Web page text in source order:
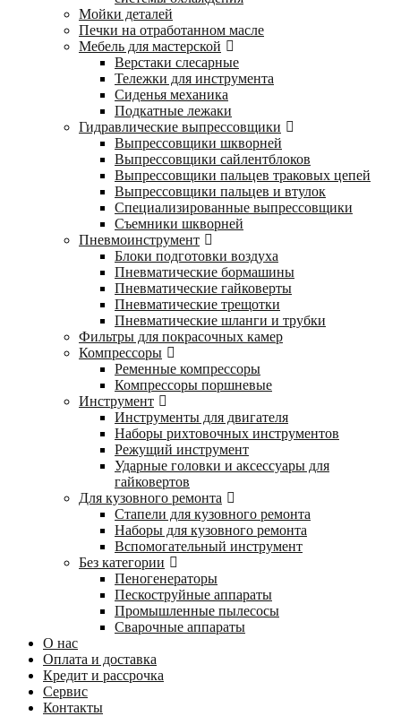
Мойки деталей
Печки на отработанном масле
Мебель для мастерской
Верстаки слесарные
Тележки для инструмента
Сиденья механика
Подкатные лежаки
Гидравлические выпрессовщики
Выпрессовщики шкворней
Выпрессовщики сайлентблоков
Выпрессовщики пальцев траковых цепей
Выпрессовщики пальцев и втулок
Специализированные выпрессовщики
Cъемники шкворней
Пневмоинструмент
Блоки подготовки воздуха
Пневматические бормашины
Пневматические гайковерты
Пневматические трещотки
Пневматические шланги и трубки
Фильтры для покрасочных камер
Компрессоры
Ременные компрессоры
Компрессоры поршневые
Инструмент
Инструменты для двигателя
Наборы рихтовочных инструментов
Режущий инструмент
Ударные головки и аксессуары для
гайковертов
Для кузовного ремонта
Стапели для кузовного ремонта
Наборы для кузовного ремонта
Вспомогательный инструмент
Без категории
Пеногенераторы
Пескоструйные аппараты
Промышленные пылесосы
Сварочные аппараты
О нас
Оплата и доставка
Кредит и рассрочка
Сервис
Контакты